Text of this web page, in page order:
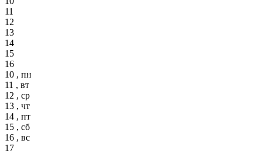
11
12
13
14
15
16
10 , пн
11 , вт
12 , ср
13 , чт
14 , пт
15 , сб
16 , вс
17